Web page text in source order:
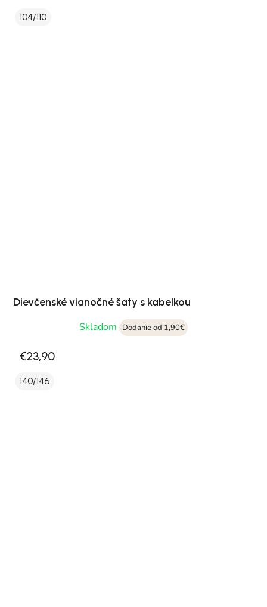
104/110
Dievčenské vianočné šaty s kabelkou
Skladom
Dodanie od 1,90€
€23,90
140/146